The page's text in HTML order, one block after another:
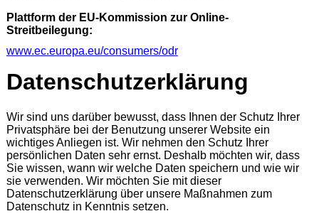
Plattform der EU-Kommission zur Online-
Streitbeilegung:
www.ec.europa.eu/consumers/odr
Datenschutz­erklärung
Wir sind uns darüber bewusst, dass Ihnen der Schutz Ihrer
Privatsphäre bei der Benutzung unserer Website ein
wichtiges Anliegen ist. Wir nehmen den Schutz Ihrer
persönlichen Daten sehr ernst. Deshalb möchten wir, dass
Sie wissen, wann wir welche Daten speichern und wie wir
sie verwenden. Wir möchten Sie mit dieser
Datenschutzerklärung über unsere Maßnahmen zum
Datenschutz in Kenntnis setzen.